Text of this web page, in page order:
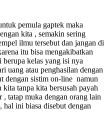
pemula gaptek maka
kita , semakin sering
ilmu tersebut dan jangan di
itu bisa mengakibatkan
berupa kelas yang isi nya
uang atau penghasilan dengan
dengan sistim on-line namun
tanpa kita bersusah payah
tatap muka dengan orang lain
hal ini biasa disebut dengan